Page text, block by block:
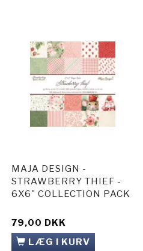
MAJA DESIGN -
STRAWBERRY THIEF -
6X6" COLLECTION PACK
79,00 DKK
LÆG I KURV